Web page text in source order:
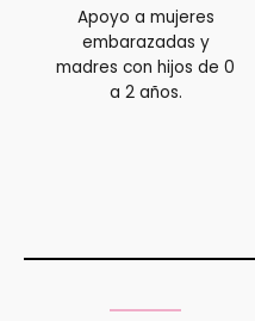
Apoyo a mujeres
embarazadas y
madres con hijos de 0
a 2 años.